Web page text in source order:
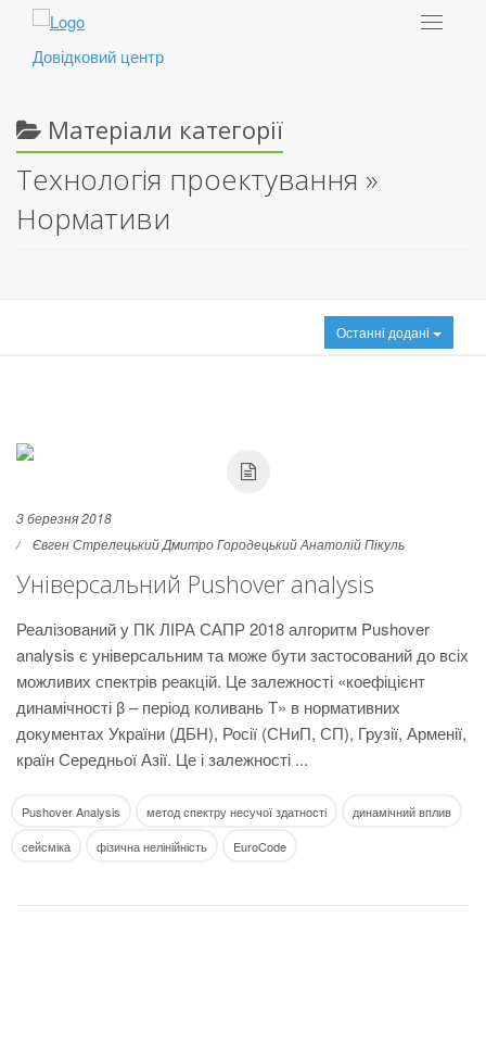
Toggle
Довідковий центр
Матеріали категорії
Технологія проектування »
Нормативи
Останні додані
3 березня 2018
Євген СтрелецькийДмитро ГородецькийАнатолій Пікуль
Універсальний Pushover analysis
Реалізований у ПК ЛІРА САПР 2018 алгоритм Pushover
analysis є універсальним та може бути застосований до всіх
можливих спектрів реакцій. Це залежності «коефіцієнт
динамічності β – період коливань Т» в нормативних
документах України (ДБН), Росії (СНиП, СП), Грузії, Арменії,
країн Середньої Азії. Це і залежності ...
Pushover Analysis метод спектру несучої здатності
динамічний вплив
сейсміка
фізична нелінійність EuroCode